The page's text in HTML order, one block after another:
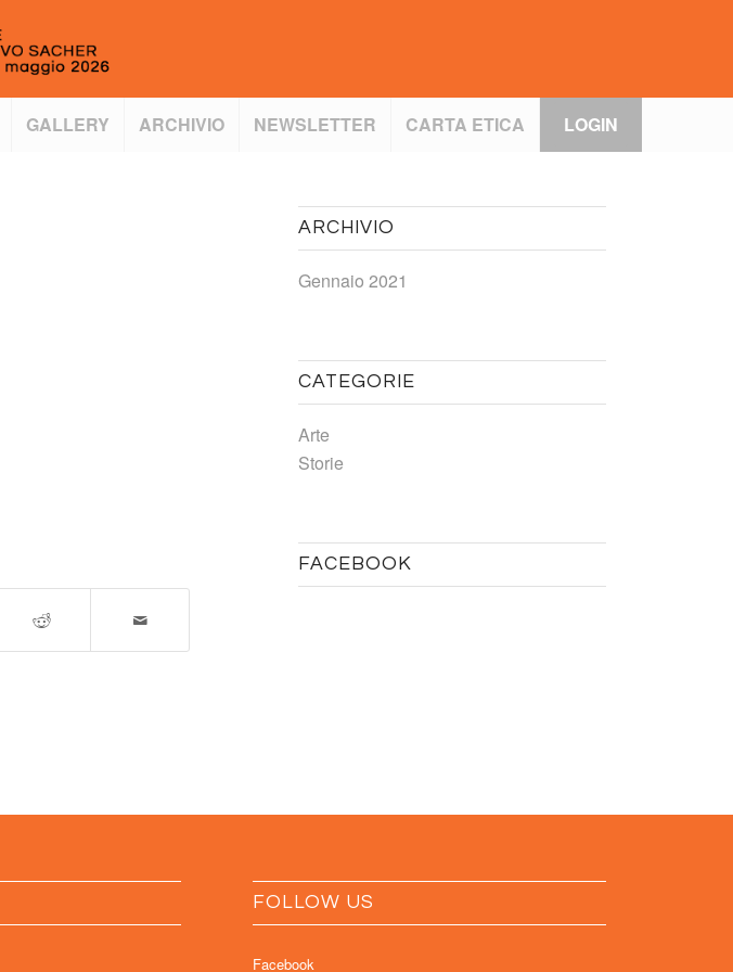
GALLERY ARCHIVIO NEWSLETTER CARTA ETICA LOGIN
ARCHIVIO
Gennaio 2021
CATEGORIE
Arte
Storie
FACEBOOK
FOLLOW US
Facebook